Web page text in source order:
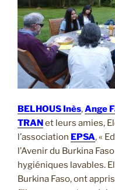
BELHOUS Inès,Ange
TRANet leurs amies,
l’association EPSA, «
l’Avenir du Burkina
hygiéniques lavables.
Burkina Faso, ont